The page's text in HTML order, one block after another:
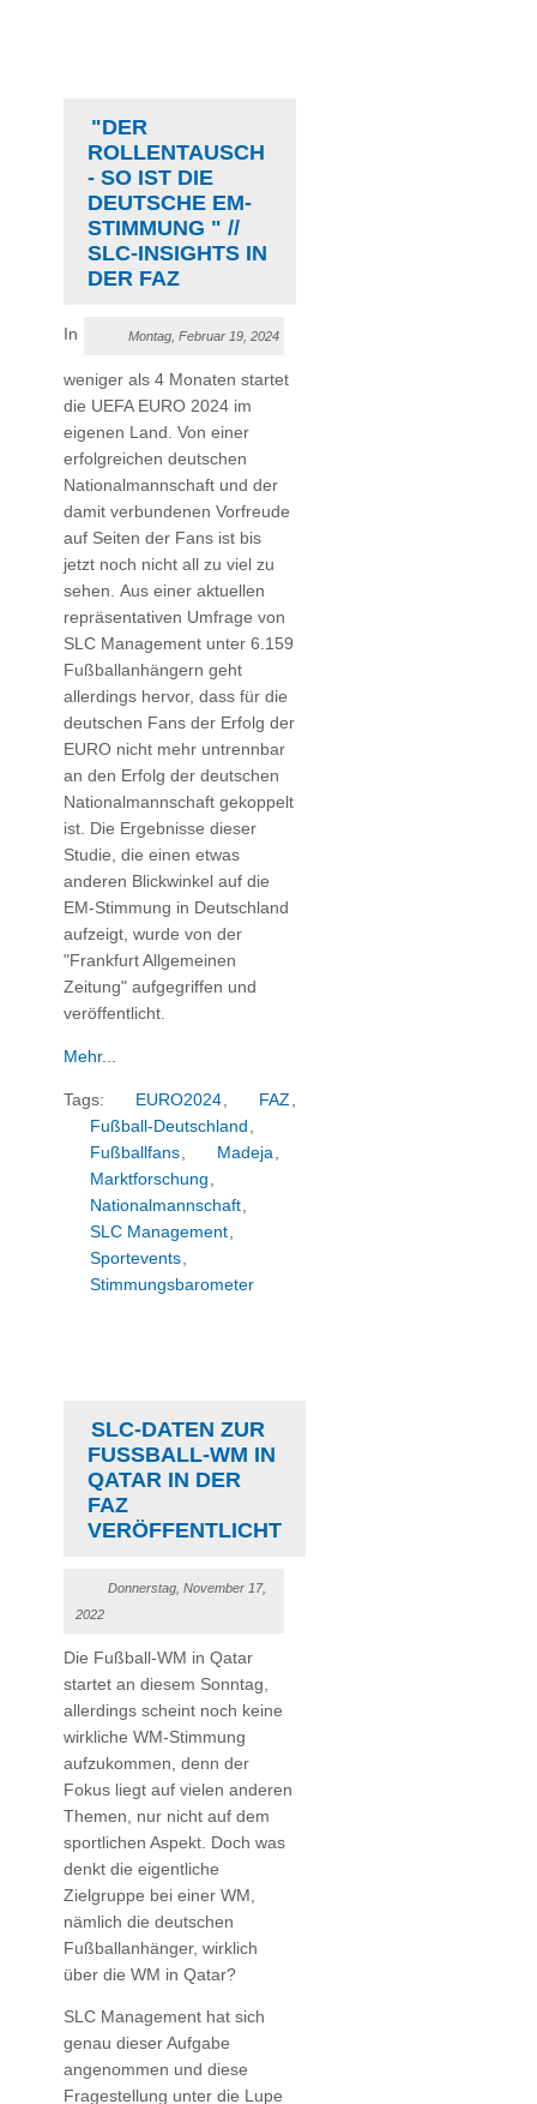
"DER
ROLLENTAUSCH
- SO IST DIE
DEUTSCHE EM-
STIMMUNG " //
SLC-INSIGHTS IN
DER FAZ
Montag, Februar 19, 2024
In
weniger als 4 Monaten startet
die UEFA EURO 2024 im
eigenen Land. Von einer
erfolgreichen deutschen
Nationalmannschaft und der
damit verbundenen Vorfreude
auf Seiten der Fans ist bis
jetzt noch nicht all zu viel zu
sehen. Aus einer aktuellen
repräsentativen Umfrage von
SLC Management unter 6.159
Fußballanhängern geht
allerdings hervor, dass für die
deutschen Fans der Erfolg der
EURO nicht mehr untrennbar
an den Erfolg der deutschen
Nationalmannschaft gekoppelt
ist. Die Ergebnisse dieser
Studie, die einen etwas
anderen Blickwinkel auf die
EM-Stimmung in Deutschland
aufzeigt, wurde von der
"Frankfurt Allgemeinen
Zeitung" aufgegriffen und
veröffentlicht.
Mehr...
Tags: EURO2024 FAZ
Fußball-Deutschland
Fußballfans
Madeja
Marktforschung
Nationalmannschaft
SLC Management
Sportevents
Stimmungsbarometer
SLC-DATEN ZUR
FUSSBALL-WM IN Q
ATAR IN DER F
AZ V
ERÖFFENTLICHT
Donnerstag, November 17,
2022
Die Fußball-WM in Qatar
startet an diesem Sonntag,
allerdings scheint noch keine
wirkliche WM-Stimmung
aufzukommen, denn der
Fokus liegt auf vielen anderen
Themen, nur nicht auf dem
sportlichen Aspekt. Doch was
denkt die eigentliche
Zielgruppe bei einer WM,
nämlich die deutschen
Fußballanhänger, wirklich
über die WM in Qatar?
SLC Management hat sich
genau dieser Aufgabe
angenommen und diese
Fragestellung unter die Lupe